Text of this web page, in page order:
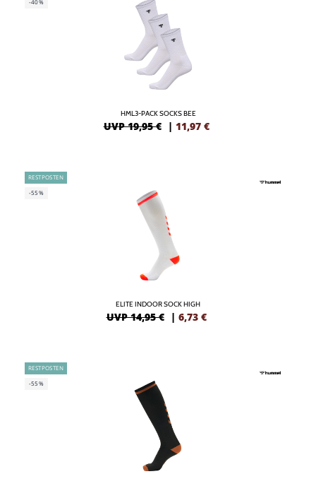
-40%
HML3-PACK SOCKS BEE
UVP 19,95 € | 11,97 €
RESTPOSTEN
-55%
ELITE INDOOR SOCK HIGH
UVP 14,95 € | 6,73 €
RESTPOSTEN
-55%